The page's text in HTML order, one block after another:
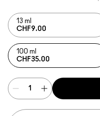
13 ml
CHF9.00
100 ml
CHF35.00